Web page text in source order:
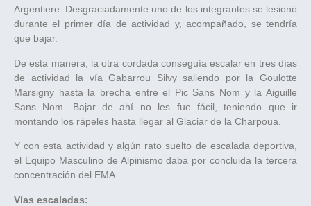
Argentiere. Desgraciadamente uno de los integrantes se lesionó
durante el primer día de actividad y, acompañado, se tendría
que bajar.
De esta manera, la otra cordada conseguía escalar en tres días
de actividad la vía Gabarrou Silvy saliendo por la Goulotte
Marsigny hasta la brecha entre el Pic Sans Nom y la Aiguille
Sans Nom. Bajar de ahí no les fue fácil, teniendo que ir
montando los rápeles hasta llegar al Glaciar de la Charpoua.
Y con esta actividad y algún rato suelto de escalada deportiva,
el Equipo Masculino de Alpinismo daba por concluida la tercera
concentración del EMA.
Vías escaladas: